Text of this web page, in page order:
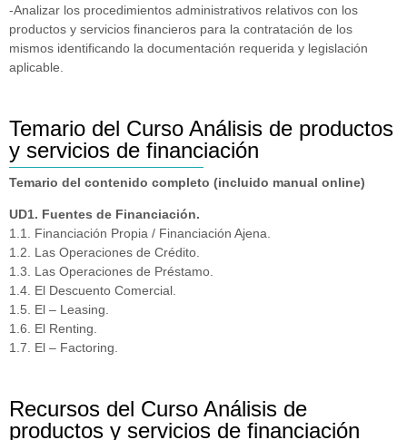
-Analizar los procedimientos administrativos relativos con los
productos y servicios financieros para la contratación de los
mismos identificando la documentación requerida y legislación
aplicable.
Temario del Curso Análisis de productos
y servicios de financiación
Temario del contenido completo (incluido manual online)
UD1. Fuentes de Financiación.
1.1. Financiación Propia / Financiación Ajena.
1.2. Las Operaciones de Crédito.
1.3. Las Operaciones de Préstamo.
1.4. El Descuento Comercial.
1.5. El – Leasing.
1.6. El Renting.
1.7. El – Factoring.
Recursos del Curso Análisis de
productos y servicios de financiación